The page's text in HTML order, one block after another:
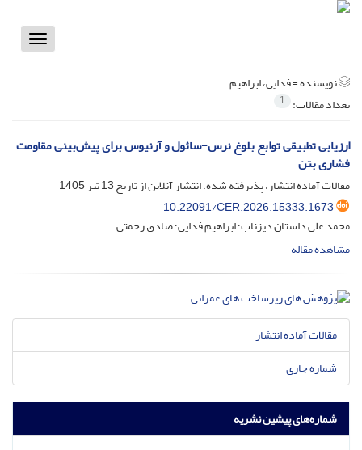
Toggle
نویسنده =فدایی، ابراهیم
تعداد مقالات: 1
ارزیابی تطبیقی توابع بلوغ نرس-سائول و آرنیوس برای پیش‌بینی مقاومت
فشاری بتن
مقالات آماده انتشار، پذیرفته شده، انتشار آنلاین از تاریخ13 تیر 1405
10.22091/CER.2026.15333.1673
محمد علی داستان دیزناب؛ ابراهیم فدایی؛ صادق رحمتی
مشاهده مقاله
مقالات آماده انتشار
شماره جاری
شماره‌های پیشین نشریه